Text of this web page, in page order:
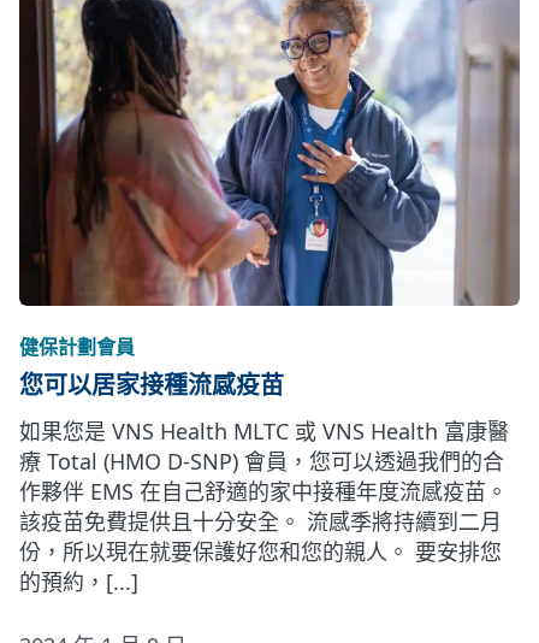
健保計劃會員
您可以居家接種流感疫苗
如果您是 VNS Health MLTC 或 VNS Health 富康醫
療 Total (HMO D-SNP) 會員，您可以透過我們的合
作夥伴 EMS 在自己舒適的家中接種年度流感疫苗。
該疫苗免費提供且十分安全。 流感季將持續到二月
份，所以現在就要保護好您和您的親人。 要安排您
的預約，[...]